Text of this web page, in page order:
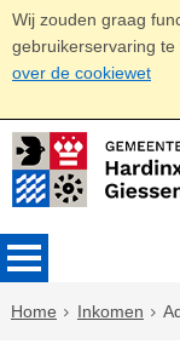
Wij zouden graag
gebruikerservaring
over de cookiewet
Home Inkomen